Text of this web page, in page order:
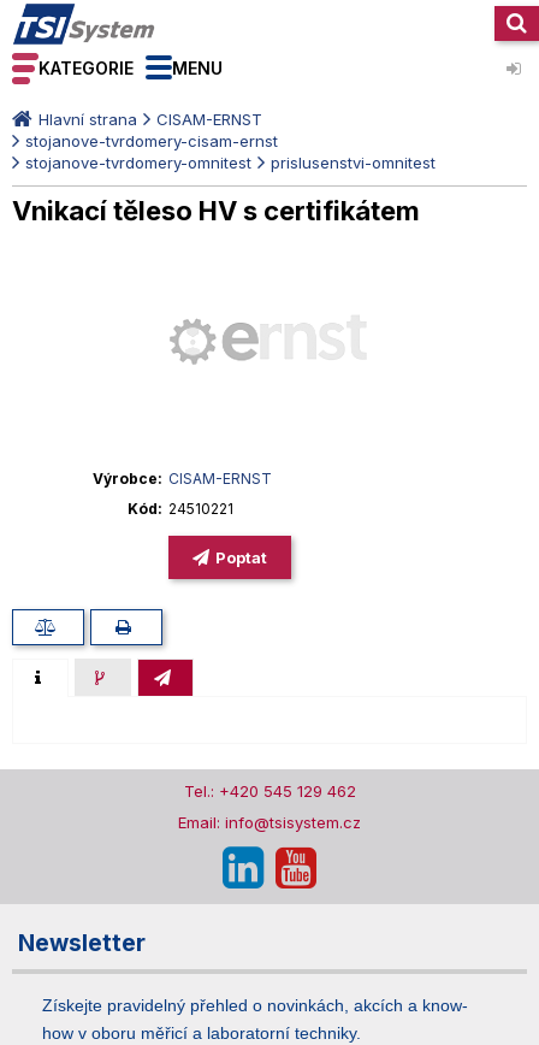
KATEGORIE MENU
Hlavní strana
CISAM-ERNST
stojanove-tvrdomery-cisam-ernst
stojanove-tvrdomery-omnitest
prislusenstvi-omnitest
Vnikací těleso HV s certifikátem
Výrobce
CISAM-ERNST
Kód
24510221
Poptat
Tel.: +420 545 129 462
Email: info@tsisystem.cz
Newsletter
Získejte pravidelný přehled o novinkách, akcích a know-
how v oboru měřicí a laboratorní techniky.